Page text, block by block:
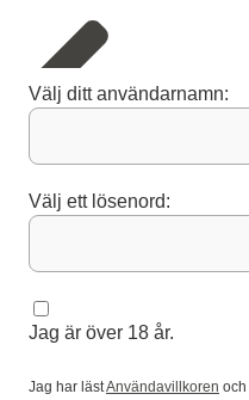
Välj ditt användarnamn:
Välj ett lösenord:
Jag är över 18 år.
Jag har lästAnvändavillkoren och